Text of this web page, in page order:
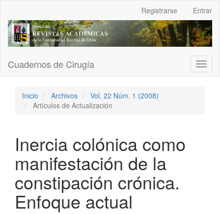
Contenido
principal
Barra
Registrarse Entrar
Cuadernos de Cirugía
Inicio Archivos
Vol. 22 Núm. 1 (2008)
Artículos de Actualización
Inercia colónica como
manifestación de la
constipación crónica.
Enfoque actual